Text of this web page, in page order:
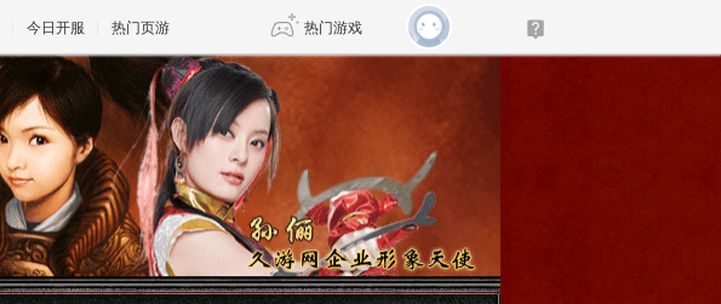
今日开服 热门页游 热门游戏
魔兽 DNF
天堂 剑网3旗舰版 新天龙八部
王权与自由 诛仙世界 仙剑世界